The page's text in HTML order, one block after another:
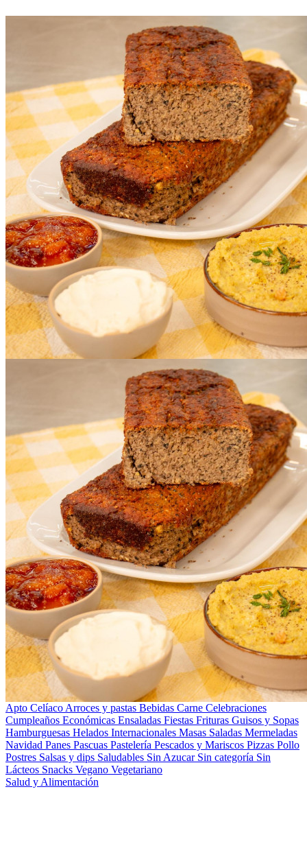
Apto Celíaco Arroces y pastas Bebidas Carne Celebraciones
Cumpleaños Económicas Ensaladas Fiestas Frituras Guisos y Sopas
Hamburguesas Helados Internacionales Masas Saladas Mermeladas
Navidad Panes Pascuas Pastelería Pescados y Mariscos Pizzas Pollo
Postres Salsas y dips Saludables Sin Azucar Sin categoría Sin
Lácteos Snacks Vegano Vegetariano
Salud y Alimentación